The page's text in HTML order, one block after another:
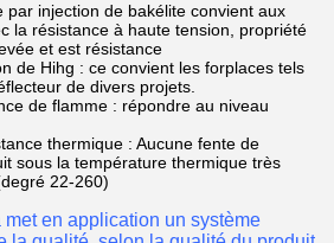
par injection de bakélite convient aux
la résistance à haute tension, propriété
et est résistance
de Hihg : ce convient les forplaces tels
de divers projets.
de flamme : répondre au niveau
thermique : Aucune fente de
sous la température thermique très
22-260)
en application un système